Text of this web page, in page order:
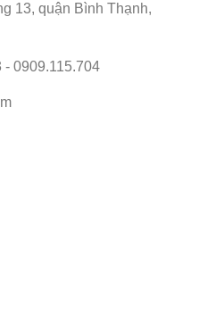
13, quận Bình Thạnh,
0909.115.704